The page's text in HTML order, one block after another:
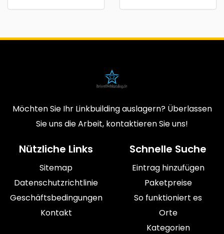
Möchten Sie Ihr Linkbuilding auslagern? Überlassen
Sie uns die Arbeit, kontaktieren Sie uns!
Nützliche Links
Sitemap
Datenschutzrichtlinie
Geschäftsbedingungen
Kontakt
Schnelle Suche
Eintrag hinzufügen
Paketpreise
So funktioniert es
Orte
Kategorien